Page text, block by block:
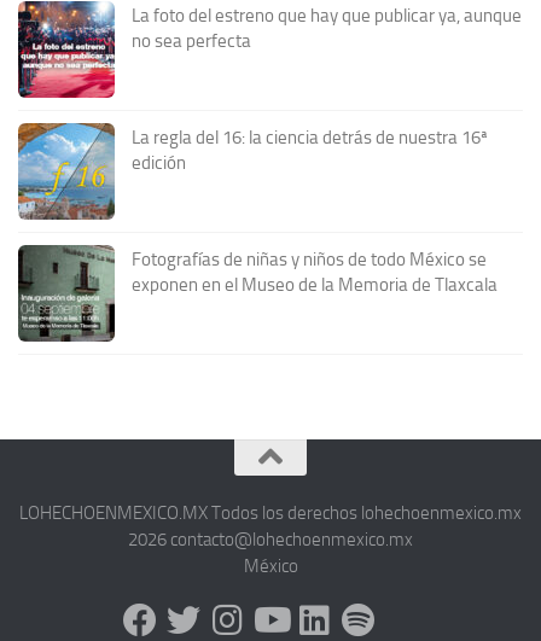
La foto del estreno que hay que publicar ya, aunque
no sea perfecta
La regla del 16: la ciencia detrás de nuestra 16ª
edición
Fotografías de niñas y niños de todo México se
exponen en el Museo de la Memoria de Tlaxcala
LOHECHOENMEXICO.MX Todos los derechos lohechoenmexico.mx
2026 contacto@lohechoenmexico.mx
México